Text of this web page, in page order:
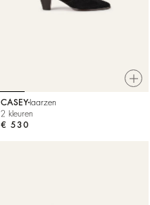
CASEY laarzen
2 kleuren
€ 530